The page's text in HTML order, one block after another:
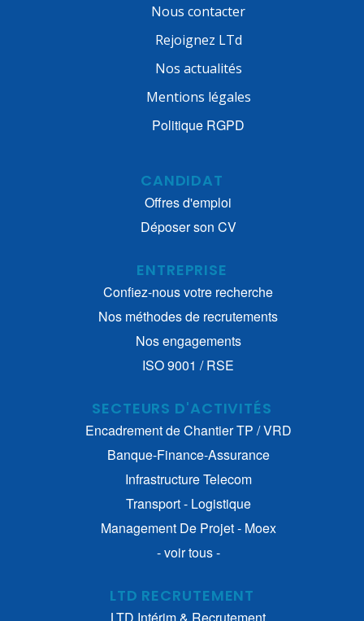
Nous contacter
Rejoignez LTd
Nos actualités
Mentions légales
Politique RGPD
CANDIDAT
Offres d'emploi
Déposer son CV
ENTREPRISE
Confiez-nous votre recherche
Nos méthodes de recrutements
Nos engagements
ISO 9001 / RSE
SECTEURS D'ACTIVITÉS
Encadrement de Chantier TP / VRD
Banque-Finance-Assurance
Infrastructure Telecom
Transport - Logistique
Management De Projet - Moex
- voir tous -
LTD RECRUTEMENT
LTD Intérim & Recrutement